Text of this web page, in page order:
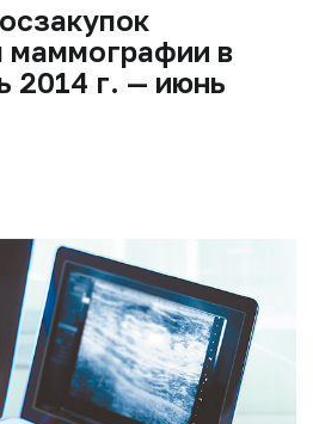
маммографии в
2014 г. — июнь